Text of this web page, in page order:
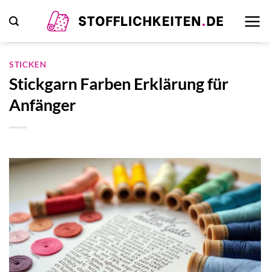
Inhalt
springen
STICKEN
Stickgarn Farben Erklärung für
Anfänger